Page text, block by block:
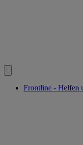
Frontline - Helfen